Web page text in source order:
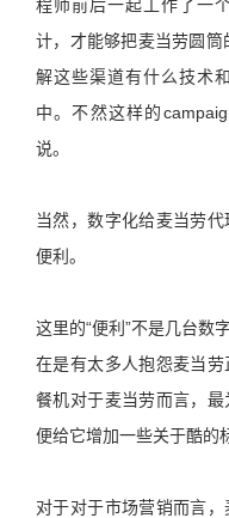
程师前后一起工作了一
计，才能够把麦当劳圆筒
解这些渠道有什么技术
中。不然这样的
说。
当然，数字化给麦当劳
便利。
这里的“便利”不是几台
在是有太多人抱怨麦当
餐机对于麦当劳而言，
便给它增加一些关于酷的
对于对于市场营销而言